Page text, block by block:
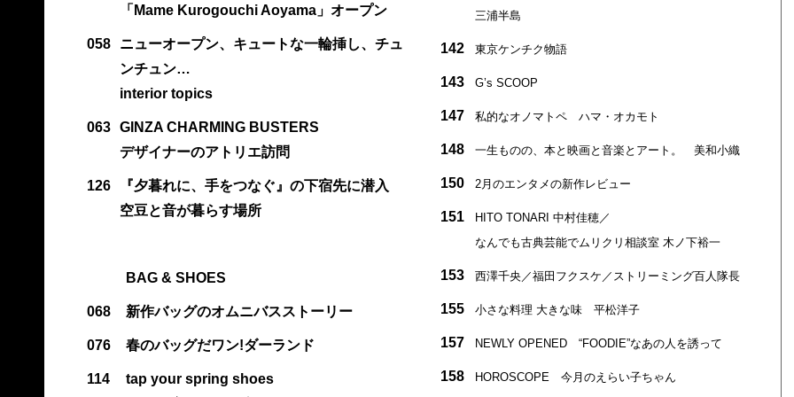
「Mame Kurogouchi Aoyama」オープン
058
ニューオープン、キュートな一輪挿し、チュ
ンチュン…
interior topics
063
GINZA CHARMING BUSTERS
デザイナーのアトリエ訪問
126
『夕暮れに、手をつなぐ』の下宿先に潜入
空豆と音が暮らす場所
BAG & SHOES
068 新作バッグのオムニバスストーリー
076 春のバッグだワン!ダーランド
114
tap your spring shoes
三浦半島
142 東京ケンチク物語
143 G’s SCOOP
147 私的なオノマトペ ハマ・オカモト
148 一生ものの、本と映画と音楽とアート。 美和小織
150 2月のエンタメの新作レビュー
151
HITO TONARI 中村佳穂／
なんでも古典芸能でムリクリ相談室 木ノ下裕一
153 西澤千央／福田フクスケ／ストリーミング百人隊長
155 小さな料理 大きな味 平松洋子
157 NEWLY OPENED “FOODIE”なあの人を誘って
158 HOROSCOPE 今月のえらい子ちゃん